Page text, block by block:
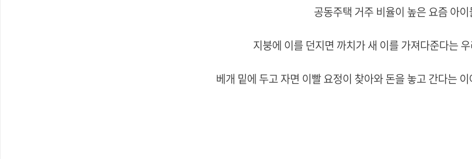
공동주택 거주 비율이 높은 요즘 아
지붕에 이를 던지면 까치가 새 이를 가져다준다는
베개 밑에 두고 자면 이빨 요정이 찾아와 돈을 놓고 간다는